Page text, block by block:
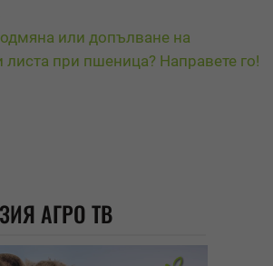
или допълване на
листа при пшеница? Направете го!
АГРО ТВ